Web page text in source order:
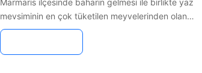
Marmaris ilçesinde baharın gelmesi ile birlikte yaz
mevsiminin en çok tüketilen meyvelerinden olan…